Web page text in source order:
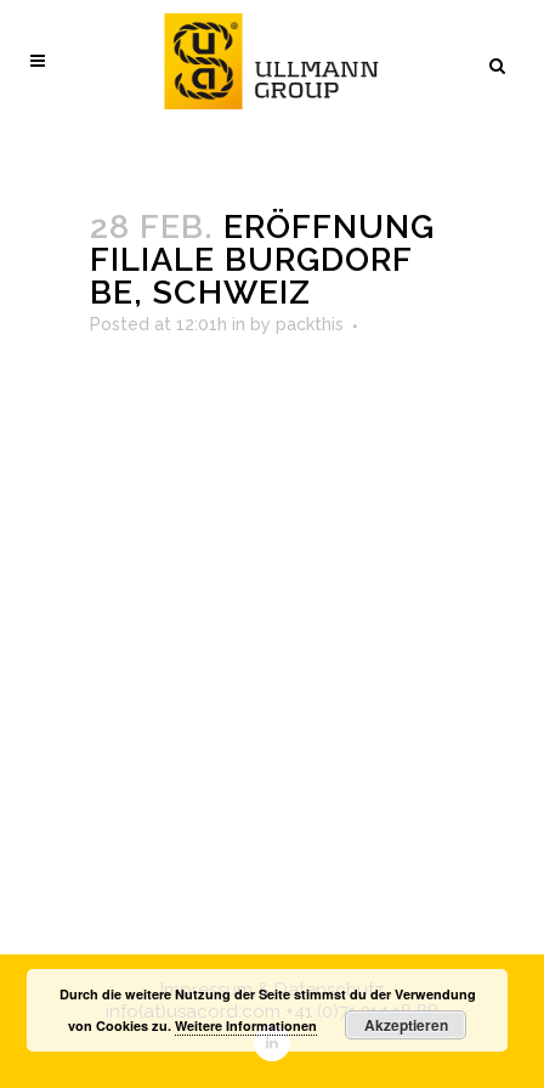
28 FEB. ERÖFFNUNG
FILIALE BURGDORF
BE, SCHWEIZ
Posted at 12:01h in by packthis
Impressum & Datenschutz
info(at)usacord.com +41 (0)71 314 18 88
Durch die weitere Nutzung der Seite stimmst du der Verwendung
von Cookies zu.Weitere Informationen Akzeptieren